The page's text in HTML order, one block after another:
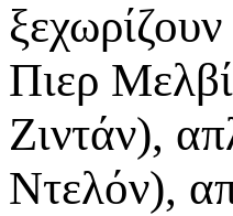
Πιερ
Ζιντάν),
Ντελόν),